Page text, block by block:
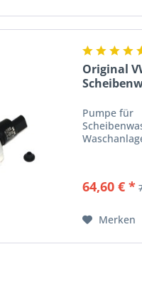
Original
Pumpe für
64,60 € *
Merken